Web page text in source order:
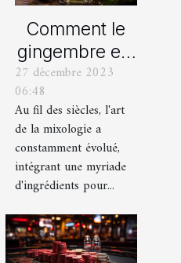
Comment le
gingembre est
devenu un
ingrédient clé
dans la
mixologie
moderne
27 décembre 2023
06:48
Au fil des siècles, l'art
de la mixologie a
constamment évolué,
intégrant une myriade
d'ingrédients pour...